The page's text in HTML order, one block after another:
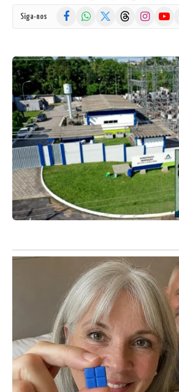
Siga-nos FacebookWhatsApp
(Twitter)
ThreadsInstagram